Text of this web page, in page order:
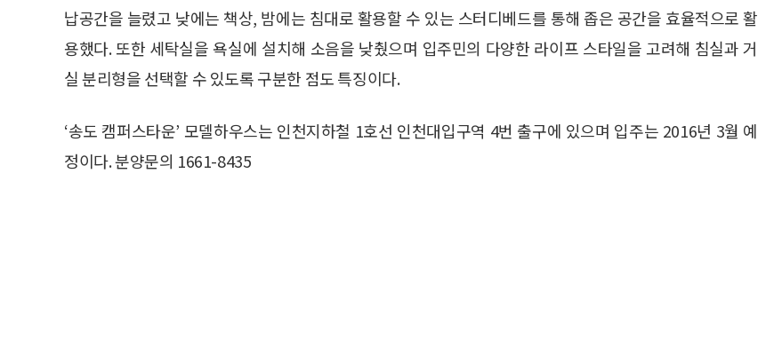
납공간을 늘렸고 낮에는 책상, 밤에는 침대로 활용할 수 있는 스터디베드를 통해 좁은 공간을 효율적으로 활
용했다. 또한 세탁실을 욕실에 설치해 소음을 낮췄으며 입주민의 다양한 라이프 스타일을 고려해 침실과 거
실 분리형을 선택할 수 있도록 구분한 점도 특징이다.
‘송도 캠퍼스타운’ 모델하우스는 인천지하철 1호선 인천대입구역 4번 출구에 있으며 입주는 2016년 3월 예
정이다. 분양문의 1661-8435